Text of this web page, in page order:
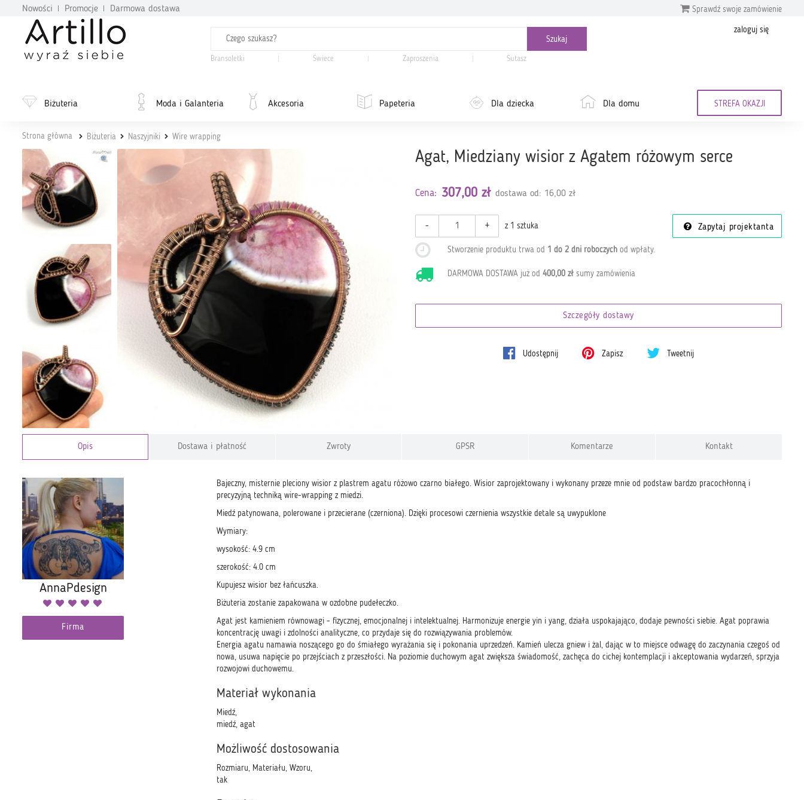
Nowości Promocje Darmowa dostawa Sprawdź swoje zamówienie
Bransoletki Świece Zaproszenia Sutasz
zaloguj się
Biżuteria Moda i Galanteria Akcesoria Papeteria Dla dziecka Dla domu STREFA OKAZJI
Strona główna Biżuteria Naszyjniki Wire wrapping
Agat, Miedziany wisior z Agatem różowym serce
Cena: 307,00 zł dostawa od: 16,00 zł
- + z 1 sztuka Zapytaj projektanta
Stworzenie produktu trwa od 1 do 2 dni roboczychod wpłaty.
DARMOWA DOSTAWA już od 400,00 złsumy zamówienia
Szczegóły dostawy
Udostępnij Zapisz Tweetnij
Opis Dostawa i płatność Zwroty GPSR Komentarze Kontakt
Bajeczny, misternie pleciony wisior z plastrem agatu różowo czarno białego. Wisior zaprojektowany i wykonany przeze mnie od podstaw bardzo pracochłonną i
precyzyjną techniką wire-wrapping z miedzi.
Miedź patynowana, polerowane i przecierane (czerniona). Dzięki procesowi czernienia wszystkie detale są uwypuklone
Wymiary:
wysokość: 4.9 cm
szerokość: 4.0 cm
Kupujesz wisior bez łańcuszka.
Biżuteria zostanie zapakowana w ozdobne pudełeczko.
Agat jest kamieniem równowagi - fizycznej, emocjonalnej i intelektualnej. Harmonizuje energie yin i yang, działa uspokajająco, dodaje pewności siebie. Agat poprawia
koncentrację uwagi i zdolności analityczne, co przydaje się do rozwiązywania problemów.
Energia agatu namawia noszącego go do śmiałego wyrażania się i pokonania uprzedzeń. Kamień ulecza gniew i żal, dając w to miejsce odwagę do zaczynania czegoś od
nowa, usuwa napięcie po przejściach z przeszłości. Na poziomie duchowym agat zwiększa świadomość, zachęca do cichej kontemplacji i akceptowania wydarzeń, sprzyja
rozwojowi duchowemu.
Materiał wykonania
Miedź,
miedź, agat
Możliwość dostosowania
Rozmiaru, Materiału, Wzoru,
tak
AnnaPdesign
Firma